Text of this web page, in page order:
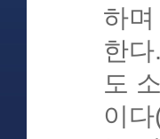
하
한
도
이